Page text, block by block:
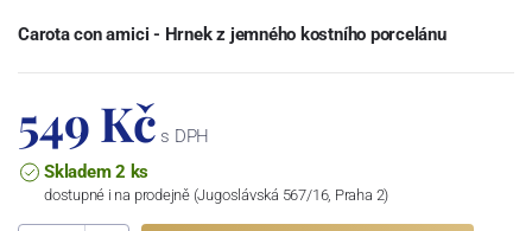
Carota con amici - Hrnek z jemného kostního porcelánu
549 Kč s DPH
Skladem 2 ks
dostupné i na prodejně (Jugoslávská 567/16, Praha 2)